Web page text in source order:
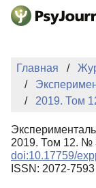
Перейти к
Главная
2019. Том
2019. Том 12. №
doi:10.17759/
ISSN: 2072-